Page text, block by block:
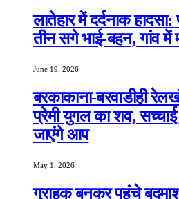
लातेहार में दर्दनाक
तीन सगे भाई-बहन, गांव में
June 19, 2026
बरकाकाना-बरवाडीही
प्रेमी युगल का शव,
जाएंगे आप
May 1, 2026
ग्राहक बनकर पहुंचे